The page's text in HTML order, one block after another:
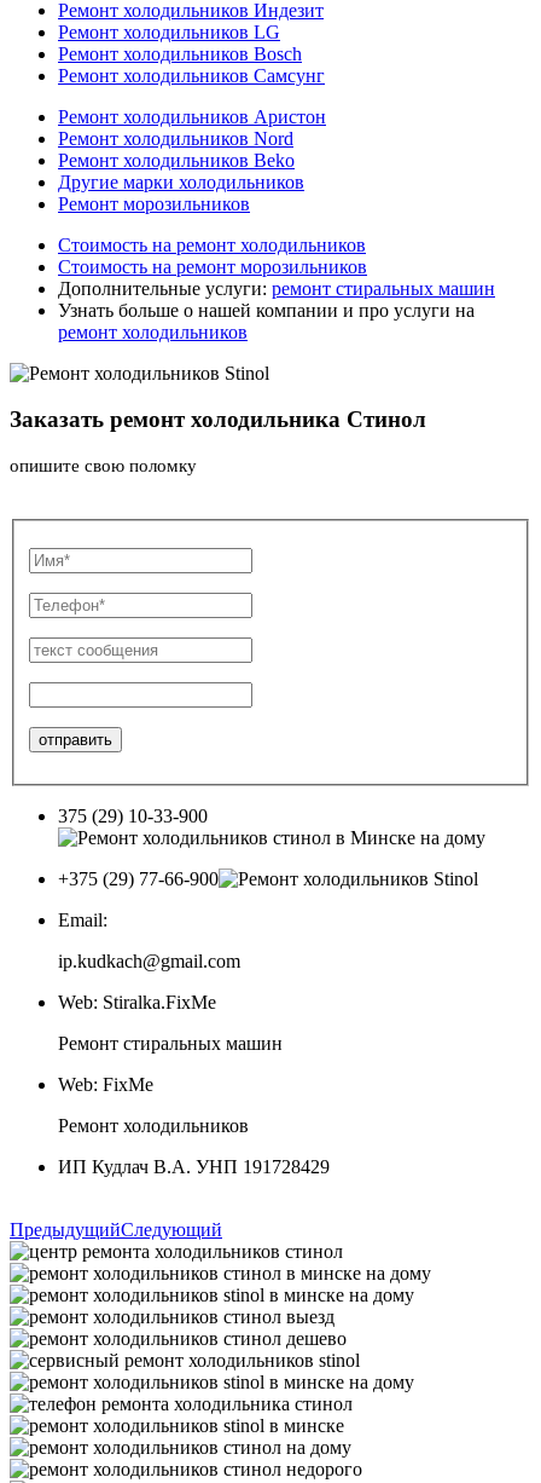
Ремонт холодильников Индезит
Ремонт холодильников LG
Ремонт холодильников Bosch
Ремонт холодильников Самсунг
Ремонт холодильников Аристон
Ремонт холодильников Nord
Ремонт холодильников Beko
Другие марки холодильников
Ремонт морозильников
Стоимость на ремонт холодильников
Стоимость на ремонт морозильников
Дополнительные услуги: ремонт стиральных машин
Узнать больше о нашей компании и про услуги на
ремонт холодильников
Заказать ремонт холодильника Стинол
опишите свою поломку
375 (29) 10-33-900
+375 (29) 77-66-900
Email:
ip.kudkach@gmail.com
Web: Stiralka.FixMe
Ремонт стиральных машин
Web: FixMe
Ремонт холодильников
ИП Кудлач В.А. УНП 191728429
ПредыдущийСледующий